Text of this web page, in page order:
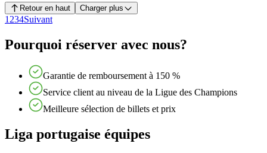
Retour en haut Charger plus
1 234Suivant
Pourquoi réserver avec nous?
Garantie de remboursement à 150 %
Service client au niveau de la Ligue des Champions
Meilleure sélection de billets et prix
Liga portugaise équipes